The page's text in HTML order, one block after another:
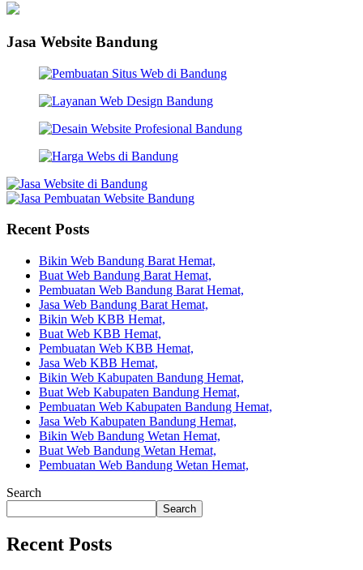
Jasa Website Bandung
Recent Posts
Bikin Web Bandung Barat Hemat,
Buat Web Bandung Barat Hemat,
Pembuatan Web Bandung Barat Hemat,
Jasa Web Bandung Barat Hemat,
Bikin Web KBB Hemat,
Buat Web KBB Hemat,
Pembuatan Web KBB Hemat,
Jasa Web KBB Hemat,
Bikin Web Kabupaten Bandung Hemat,
Buat Web Kabupaten Bandung Hemat,
Pembuatan Web Kabupaten Bandung Hemat,
Jasa Web Kabupaten Bandung Hemat,
Bikin Web Bandung Wetan Hemat,
Buat Web Bandung Wetan Hemat,
Pembuatan Web Bandung Wetan Hemat,
Search
Search
Recent Posts